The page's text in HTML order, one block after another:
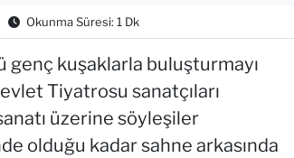
Okunma Süresi: 1 Dk
genç kuşaklarla buluşturmayı
Tiyatrosu sanatçıları
üzerine söyleşiler
olduğu kadar sahne arkasında